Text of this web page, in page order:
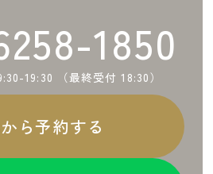
1850
19:30 （最終受付 18:30）
ら予約する